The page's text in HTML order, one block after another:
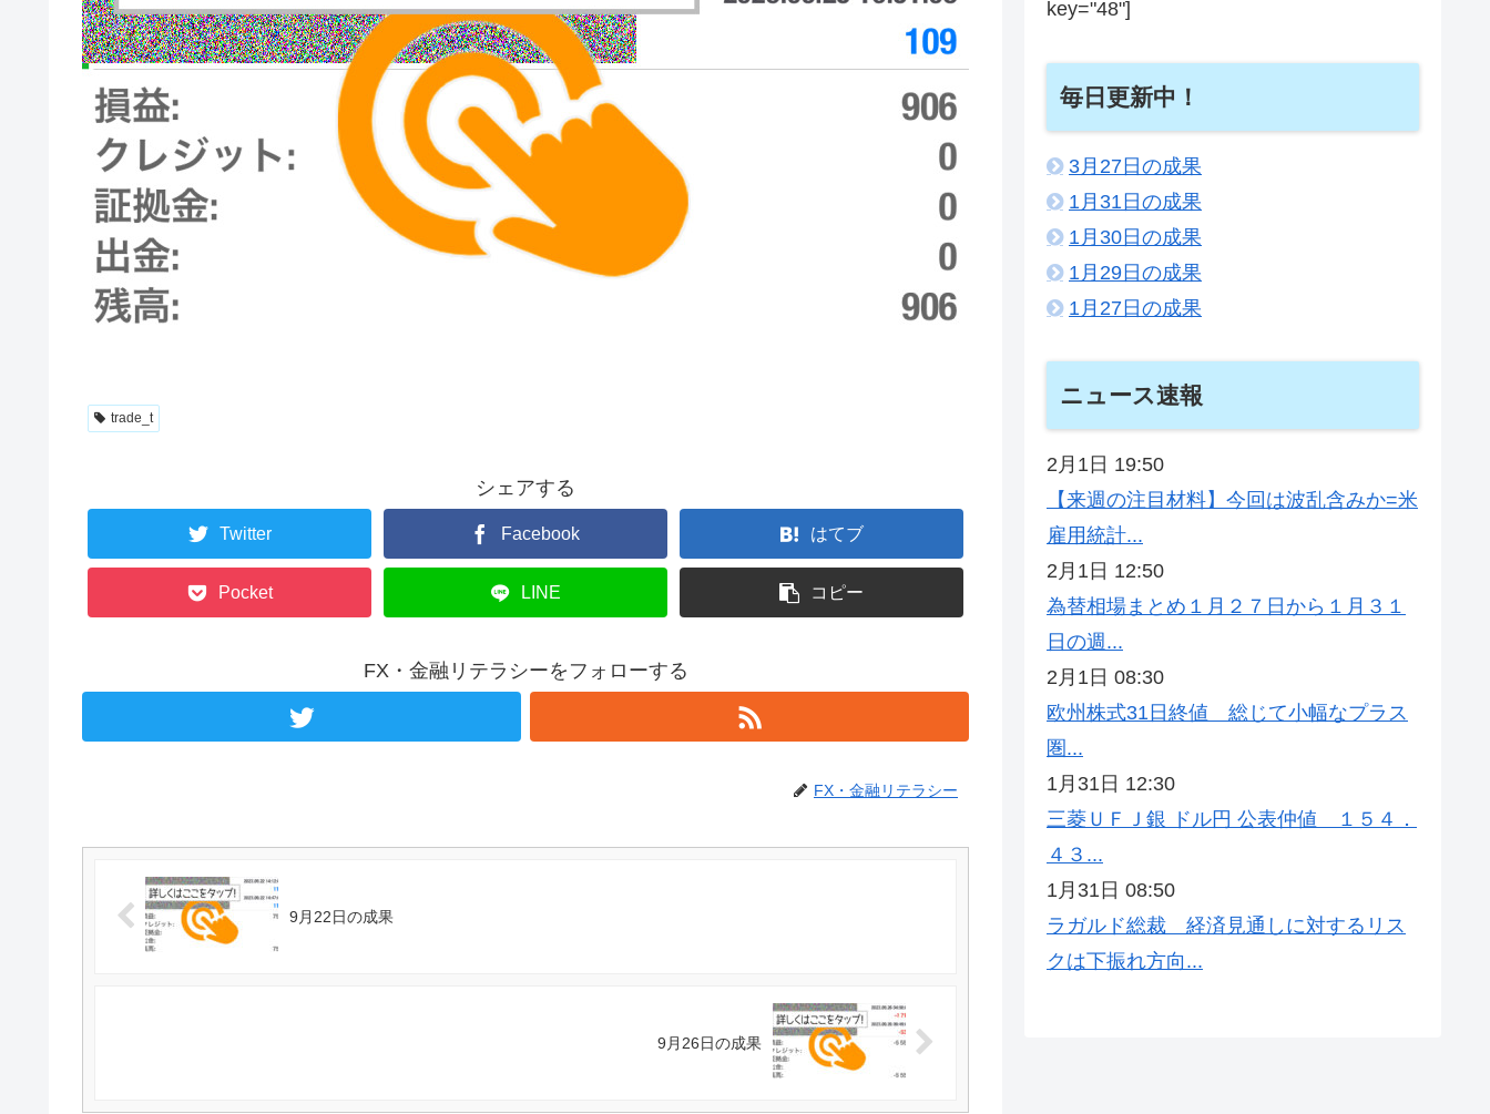
trade_t
シェアする
Twitter Facebook はてブ
Pocket LINE コピー
FX・金融リテラシーをフォローする
FX・金融リテラシー
9月22日の成果
9月26日の成果
key="48"]
毎日更新中！
3月27日の成果
1月31日の成果
1月30日の成果
1月29日の成果
1月27日の成果
ニュース速報
2月1日 19:50
【来週の注目材料】今回は波乱含みか=米
雇用統計...
2月1日 12:50
為替相場まとめ１月２７日から１月３１
日の週...
2月1日 08:30
欧州株式31日終値 総じて小幅なプラス
圏...
1月31日 12:30
三菱ＵＦＪ銀 ドル円 公表仲値 １５４．
４３...
1月31日 08:50
ラガルド総裁 経済見通しに対するリス
クは下振れ方向...